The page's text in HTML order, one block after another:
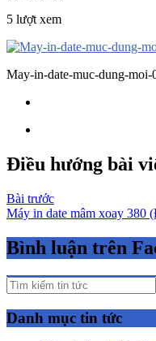
5 lượt xem
May-in-date-muc-dung-moi-
Điều hướng bài
Bài trước
Máy in date mâm xoay 380
Bình luận trên
Danh mục tin tức